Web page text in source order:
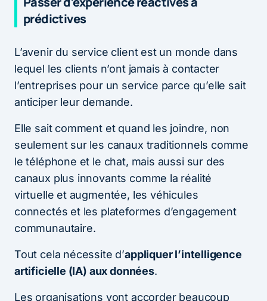
prédictives
L’avenir du service client est un monde dans
lequel les clients n’ont jamais à contacter
l’entreprises pour un service parce qu’elle sait
anticiper leur demande.
Elle sait comment et quand les joindre, non
seulement sur les canaux traditionnels comme
le téléphone et le chat, mais aussi sur des
canaux plus innovants comme la réalité
virtuelle et augmentée, les véhicules
connectés et les plateformes d’engagement
communautaire.
Tout cela nécessite d’appliquer l’intelligence
artificielle (IA) aux données.
Les organisations vont accorder beaucoup